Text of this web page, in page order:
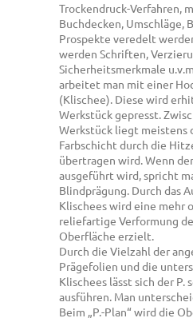
Trockendruck-Verfahren,
Buchdecken, Umschläge,
Prospekte veredelt
werden Schriften,
Sicherheitsmerkmale
arbeitet man mit einer
(Klischee). Diese wird
Werkstück gepresst.
Werkstück liegt meistens
Farbschicht durch die
übertragen wird. Wenn
ausgeführt wird, spricht
Blindprägung. Durch das
Klischees wird eine mehr
reliefartige Verformung
Oberfläche erzielt.
Durch die Vielzahl der
Prägefolien und die
Klischees lässt sich der P.
ausführen. Man
Beim „P.-Plan“ wird die